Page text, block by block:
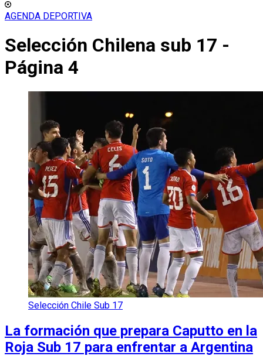
AGENDA DEPORTIVA
Selección Chilena sub 17 -
Página 4
Selección Chile Sub 17
La formación que prepara Caputto en la
Roja Sub 17 para enfrentar a Argentina